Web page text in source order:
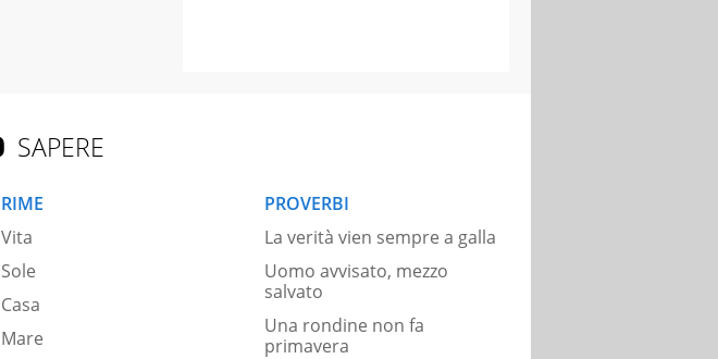
SAPERE
RIME
Vita
Sole
Casa
Mare
PROVERBI
La verità vien sempre a galla
Uomo avvisato, mezzo
salvato
Una rondine non fa
primavera